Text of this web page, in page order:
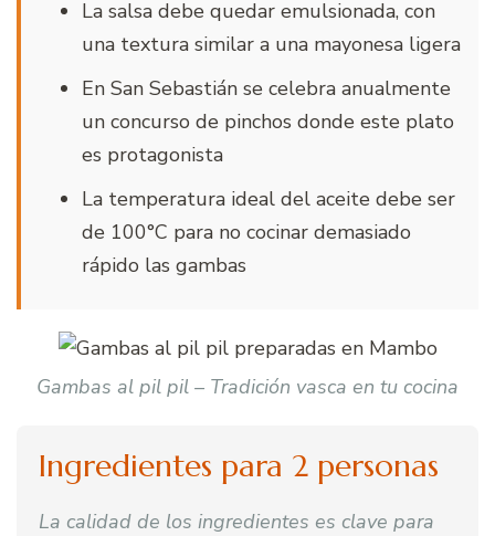
La salsa debe quedar emulsionada, con
una textura similar a una mayonesa ligera
En San Sebastián se celebra anualmente
un concurso de pinchos donde este plato
es protagonista
La temperatura ideal del aceite debe ser
de 100°C para no cocinar demasiado
rápido las gambas
Gambas al pil pil – Tradición vasca en tu cocina
Ingredientes para 2 personas
La calidad de los ingredientes es clave para